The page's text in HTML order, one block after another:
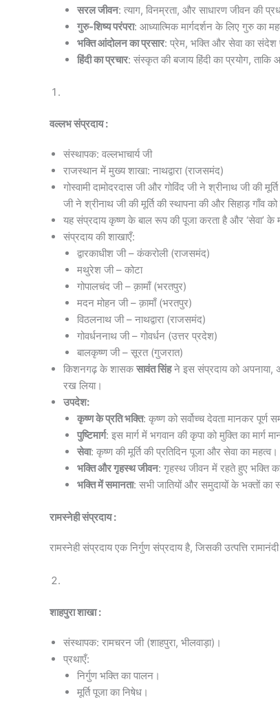
सरल जीवन: त्याग, विनम्रता, और साधारण जीवन की
गुरु-शिष्य परंपरा: आध्यात्मिक मार्गदर्शन के लिए गुरु का
भक्ति आंदोलन का प्रसार: प्रेम, भक्ति और सेवा का संदेश
हिंदी का प्रचार: संस्कृत की बजाय हिंदी का प्रयोग,
वल्लभ संप्रदाय :
संस्थापक: वल्लभाचार्य जी
राजस्थान में मुख्य शाखा: नाथद्वारा (राजसमंद)
गोस्वामी दामोदरदास जी और गोविंद जी ने श्रीनाथ जी की
जी ने श्रीनाथ जी की मूर्ति की स्थापना की और सिहाड़ गाँव को
यह संप्रदाय कृष्ण के बाल रूप की पूजा करता है और ‘सेवा’
संप्रदाय की शाखाएँ:
द्वारकाधीश जी – कंकरोली (राजसमंद)
मथुरेश जी – कोटा
गोपालचंद जी – क़ामाँ (भरतपुर)
मदन मोहन जी – क़ामाँ (भरतपुर)
विठलनाथ जी – नाथद्वारा (राजसमंद)
गोवर्धननाथ जी – गोवर्धन (उत्तर प्रदेश)
बालकृष्ण जी – सूरत (गुजरात)
किशनगढ़ के शासकसावंत सिंहने इस संप्रदाय को अपनाया,
रख लिया।
उपदेश:
कृष्ण के प्रति भक्ति: कृष्ण को सर्वोच्च देवता मानकर पूर्ण
पुष्टिमार्ग: इस मार्ग में भगवान की कृपा को मुक्ति का मार्ग
सेवा: कृष्ण की मूर्ति की प्रतिदिन पूजा और सेवा का महत्व।
भक्ति और गृहस्थ जीवन: गृहस्थ जीवन में रहते हुए भक्ति
भक्ति में समानता: सभी जातियों और समुदायों के भक्तों का
रामस्नेही संप्रदाय :
रामस्नेही संप्रदाय एक निर्गुण संप्रदाय है, जिसकी उत्पत्ति
शाहपुरा शाखा :
संस्थापक: रामचरन जी (शाहपुरा, भीलवाड़ा)।
प्रथाएँ:
निर्गुण भक्ति का पालन।
मूर्ति पूजा का निषेध।